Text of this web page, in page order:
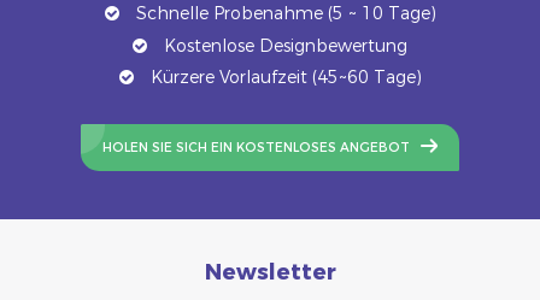
Schnelle Probenahme (5 ~ 10 Tage)
Kostenlose Designbewertung
Kürzere Vorlaufzeit (45~60 Tage)
HOLEN SIE SICH EIN KOSTENLOSES ANGEBOT
Newsletter